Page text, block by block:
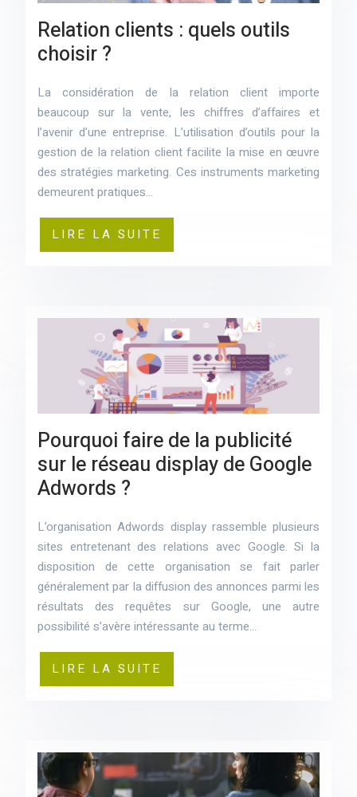
Relation clients : quels outils
choisir ?
La considération de la relation client importe
beaucoup sur la vente, les chiffres d’affaires et
l’avenir d’une entreprise. L’utilisation d’outils pour la
gestion de la relation client facilite la mise en œuvre
des stratégies marketing. Ces instruments marketing
demeurent pratiques…
LIRE LA SUITE
Pourquoi faire de la publicité
sur le réseau display de Google
Adwords ?
L’organisation Adwords display rassemble plusieurs
sites entretenant des relations avec Google. Si la
disposition de cette organisation se fait parler
généralement par la diffusion des annonces parmi les
résultats des requêtes sur Google, une autre
possibilité s’avère intéressante au terme…
LIRE LA SUITE